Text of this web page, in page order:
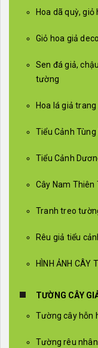
Hoa dã quỳ,
Giỏ hoa giả
Sen đá giả,
tường
Hoa lá giả
Tiểu Cảnh Tùng
Tiểu Cảnh
Cây Nam Thiên
Tranh treo
Rêu giả tiểu
HÌNH ẢNH CÂY
TƯỜNG CÂY
Tường cây hỗn
Tường rêu